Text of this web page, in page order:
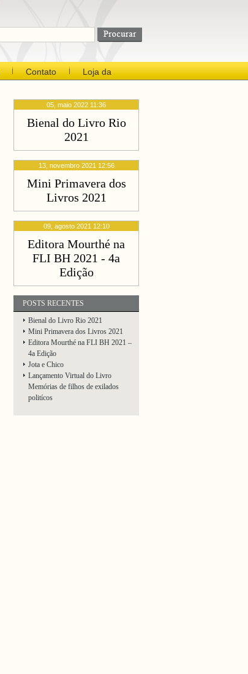
Contato
Loja da
05, maio 2022 11:36
Bienal do Livro Rio
2021
13, novembro 2021 12:56
Mini Primavera dos
Livros 2021
09, agosto 2021 12:10
Editora Mourthé na
FLI BH 2021 - 4a
Edição
POSTS RECENTES
Bienal do Livro Rio 2021
Mini Primavera dos Livros 2021
Editora Mourthé na FLI BH 2021 –
4a Edição
Jota e Chico
Lançamento Virtual do Livro
Memórias de filhos de exilados
politícos